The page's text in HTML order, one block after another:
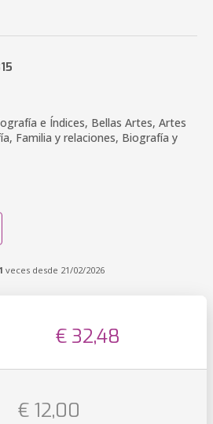
e Índices, Bellas Artes, Artes
Familia y relaciones, Biografía y
veces desde 21/02/2026
€ 32,48
€ 12,00